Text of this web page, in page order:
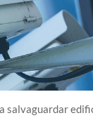
salvaguardar